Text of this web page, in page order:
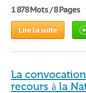
1 878 Mots / 8 Pages
Lire la suite
La
recours à la